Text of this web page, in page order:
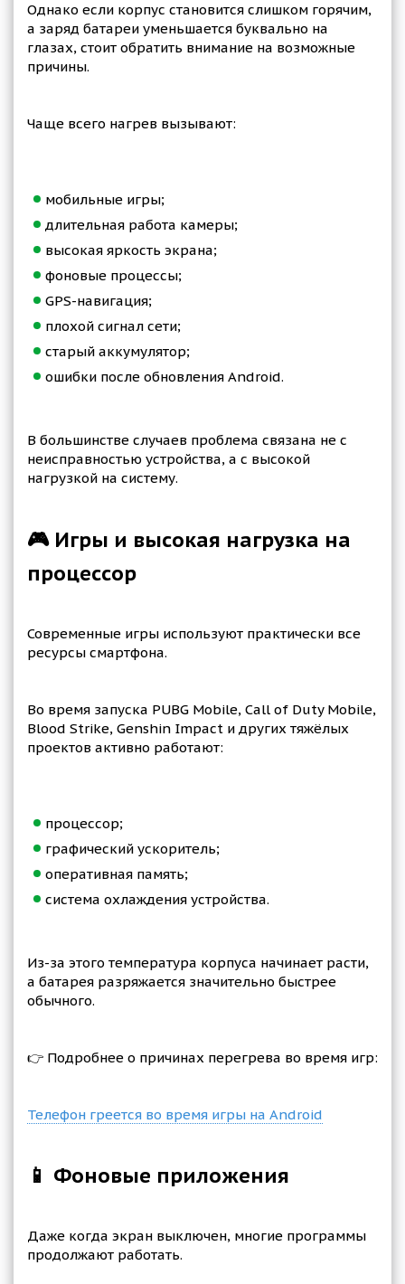
Однако если корпус становится слишком горячим,
а заряд батареи уменьшается буквально на
глазах, стоит обратить внимание на возможные
причины.
Чаще всего нагрев вызывают:
мобильные игры;
длительная работа камеры;
высокая яркость экрана;
фоновые процессы;
GPS-навигация;
плохой сигнал сети;
старый аккумулятор;
ошибки после обновления Android.
В большинстве случаев проблема связана не с
неисправностью устройства, а с высокой
нагрузкой на систему.
🎮 Игры и высокая нагрузка на
процессор
Современные игры используют практически все
ресурсы смартфона.
Во время запуска PUBG Mobile, Call of Duty Mobile,
Blood Strike, Genshin Impact и других тяжёлых
проектов активно работают:
процессор;
графический ускоритель;
оперативная память;
система охлаждения устройства.
Из-за этого температура корпуса начинает расти,
а батарея разряжается значительно быстрее
обычного.
👉 Подробнее о причинах перегрева во время игр:
Телефон греется во время игры на Android
📱 Фоновые приложения
Даже когда экран выключен, многие программы
продолжают работать.